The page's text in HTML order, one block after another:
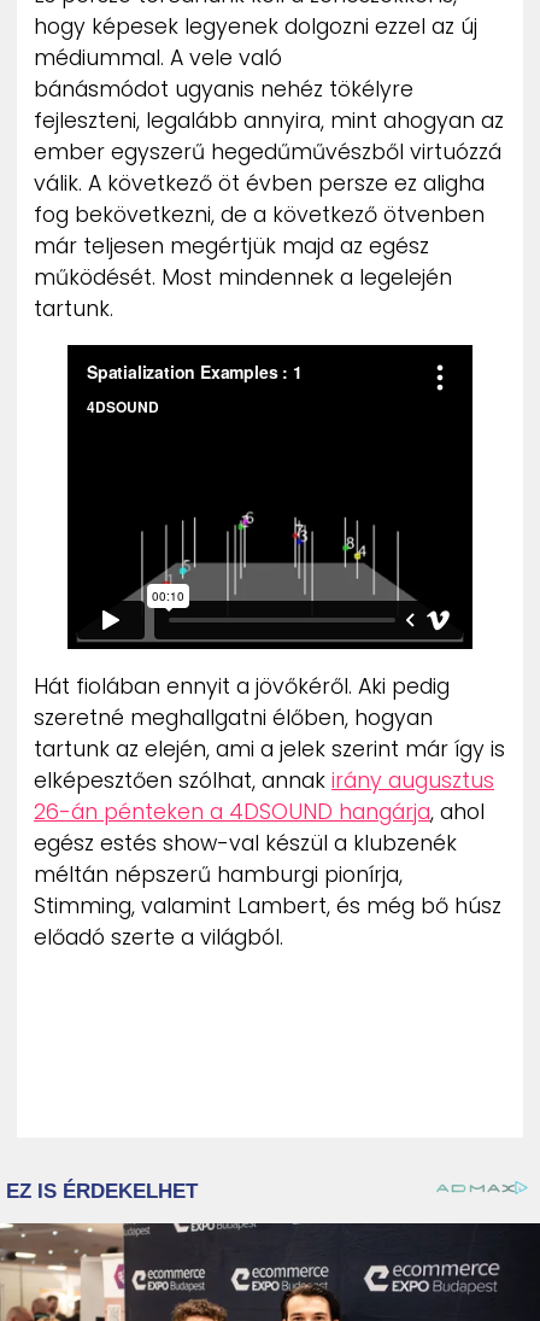
hogy képesek legyenek dolgozni ezzel az új
médiummal. A vele való
bánásmódot ugyanis nehéz tökélyre
fejleszteni, legalább annyira, mint ahogyan az
ember egyszerű hegedűművészből virtuózzá
válik. A következő öt évben persze ez aligha
fog bekövetkezni, de a következő ötvenben
már teljesen megértjük majd az egész
működését. Most mindennek a legelején
tartunk.
Hát fiolában ennyit a jövőkéről. Aki pedig
szeretné meghallgatni élőben, hogyan
tartunk az elején, ami a jelek szerint már így is
elképesztően szólhat, annak irány augusztus
26-án pénteken a 4DSOUND hangárja, ahol
egész estés show-val készül a klubzenék
méltán népszerű hamburgi pionírja,
Stimming, valamint Lambert, és még bő húsz
előadó szerte a világból.